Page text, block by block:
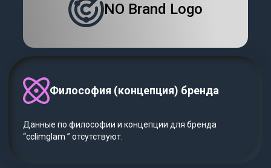
NO Brand Logo
Философия (концепция) бренда
Данные по философии и концепции для бренда
“cclimglam ” отсутствуют.